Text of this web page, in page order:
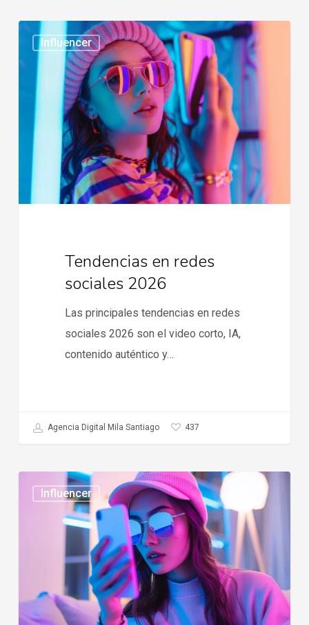
Influencer
Tendencias
redes
sociales
2026
Tendencias en redes
sociales 2026
Las principales tendencias en redes
sociales 2026 son el video corto, IA,
contenido auténtico y…
Agencia Digital Mila Santiago 437
Influencer
Tendencias
influencer